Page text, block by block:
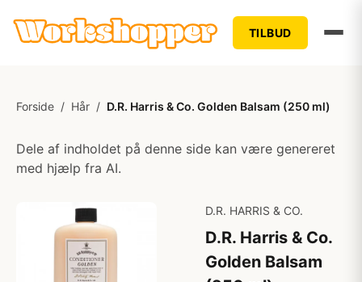
TILBUD
Forside / Hår / D.R. Harris & Co. Golden Balsam (250 ml)
Dele af indholdet på denne side kan være genereret
med hjælp fra AI.
D.R. HARRIS & CO.
D.R. Harris & Co.
Golden Balsam